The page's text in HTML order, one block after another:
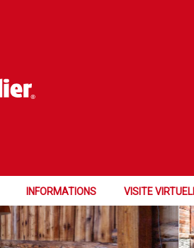
INFORMATIONS VISITE